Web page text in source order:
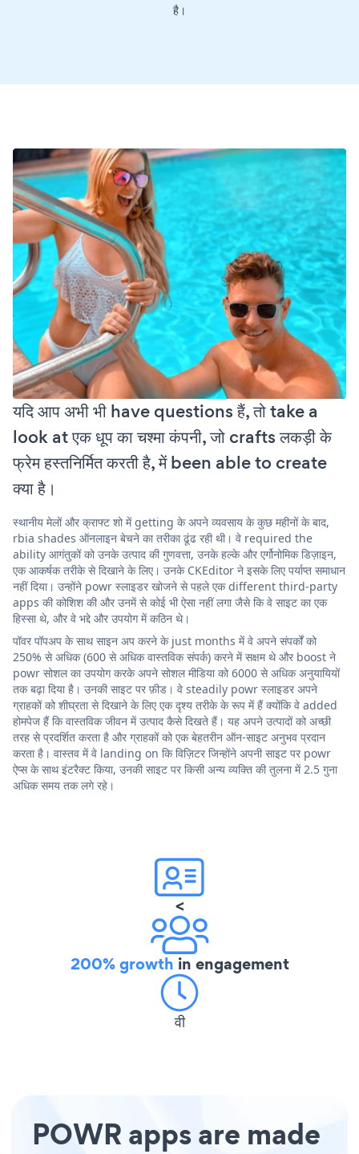
है।
यदि आप अभी भी have questions हैं, तो take a
look at एक धूप का चश्मा कंपनी, जो crafts लकड़ी के
फ्रेम हस्तनिर्मित करती है, में been able to create
क्या है।
स्थानीय मेलों और क्राफ्ट शो में getting के अपने व्यवसाय के कुछ महीनों के बाद,
rbia shades ऑनलाइन बेचने का तरीका ढूंढ रही थी। वे required the
ability आगंतुकों को उनके उत्पाद की गुणवत्ता, उनके हल्के और एर्गोनोमिक डिज़ाइन,
एक आकर्षक तरीके से दिखाने के लिए। उनके CKEditor ने इसके लिए पर्याप्त समाधान
नहीं दिया। उन्होंने powr स्लाइडर खोजने से पहले एक different third-party
apps की कोशिश की और उनमें से कोई भी ऐसा नहीं लगा जैसे कि वे साइट का एक
हिस्सा थे, और वे भद्दे और उपयोग में कठिन थे।
पॉवर पॉपअप के साथ साइन अप करने के just months में वे अपने संपर्कों को
250% से अधिक (600 से अधिक वास्तविक संपर्क) करने में सक्षम थे और boost ने
powr सोशल का उपयोग करके अपने सोशल मीडिया को 6000 से अधिक अनुयायियों
तक बढ़ा दिया है। उनकी साइट पर फ़ीड। वे steadily powr स्लाइडर अपने
ग्राहकों को शीघ्रता से दिखाने के लिए एक दृश्य तरीके के रूप में हैं क्योंकि वे added
होमपेज हैं कि वास्तविक जीवन में उत्पाद कैसे दिखते हैं। यह अपने उत्पादों को अच्छी
तरह से प्रदर्शित करता है और ग्राहकों को एक बेहतरीन ऑन-साइट अनुभव प्रदान
करता है। वास्तव में वे landing on कि विज़िटर जिन्होंने अपनी साइट पर powr
ऐप्स के साथ इंटरैक्ट किया, उनकी साइट पर किसी अन्य व्यक्ति की तुलना में 2.5 गुना
अधिक समय तक लगे रहे।
<
200% growth in engagement
वी
POWR apps are made